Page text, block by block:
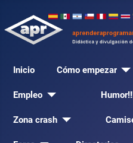
Inicio Cómo empezar
Empleo
Zona crash